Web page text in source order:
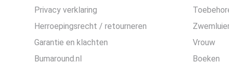
Privacy verklaring
Herroepingsrecht / retourneren
Garantie en klachten
Bumaround.nl
Vrouw
Boeken